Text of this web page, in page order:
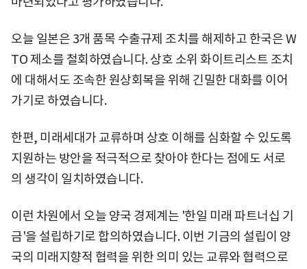
오늘 일본은 3개 품목 수출규제 조치를 해제하고 한국은 W
TO 제소를 철회하였습니다. 상호 소위 화이트리스트 조치
에 대해서도 조속한 원상회복을 위해 긴밀한 대화를 이어
가기로 하였습니다.
한편, 미래세대가 교류하며 상호 이해를 심화할 수 있도록
지원하는 방안을 적극적으로 찾아야 한다는 점에도 서로
의 생각이 일치하였습니다.
이런 차원에서 오늘 양국 경제계는 '한일 미래 파트너십 기
금'을 설립하기로 합의하였습니다. 이번 기금의 설립이 양
국의 미래지향적 협력을 위한 의미 있는 교류와 협력으로